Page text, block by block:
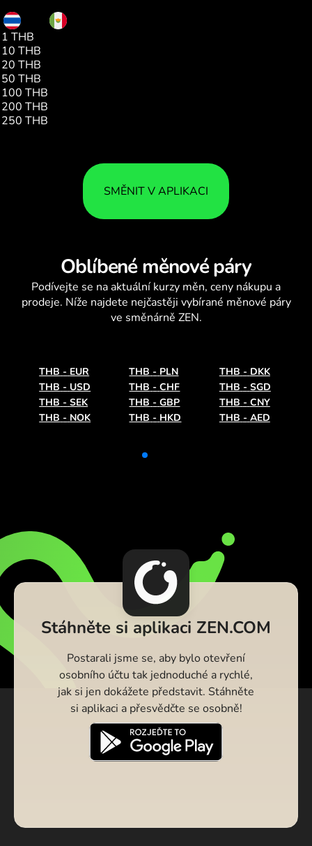
THB
1 THB
10 THB
20 THB
50 THB
100 THB
200 THB
250 THB
SMĚNIT V APLIKACI
Oblíbené měnové páry
Podívejte se na aktuální kurzy měn, ceny nákupu a
prodeje. Níže najdete nejčastěji vybírané měnové páry
ve směnárně ZEN.
THB - EUR THB - PLN THB - DKK
THB - USD THB - CHF THB - SGD
THB - SEK THB - GBP THB - CNY
THB - NOK THB - HKD THB - AED
Stáhněte si aplikaci ZEN.COM
Postarali jsme se, aby bylo otevření
osobního účtu tak jednoduché a rychlé,
jak si jen dokážete představit. Stáhněte
si aplikaci a přesvědčte se osobně!